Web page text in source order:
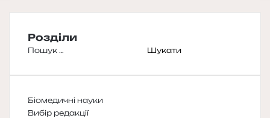
Розділи
Пошук:
Біомедичні науки
Вибір редакції